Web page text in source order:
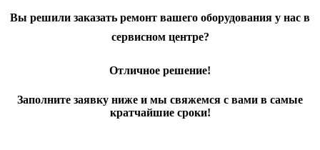
Вы решили заказать ремонт вашего оборудования у нас в
сервисном центре?
Отличное решение!
Заполните заявку ниже и мы свяжемся с вами в самые
кратчайшие сроки!